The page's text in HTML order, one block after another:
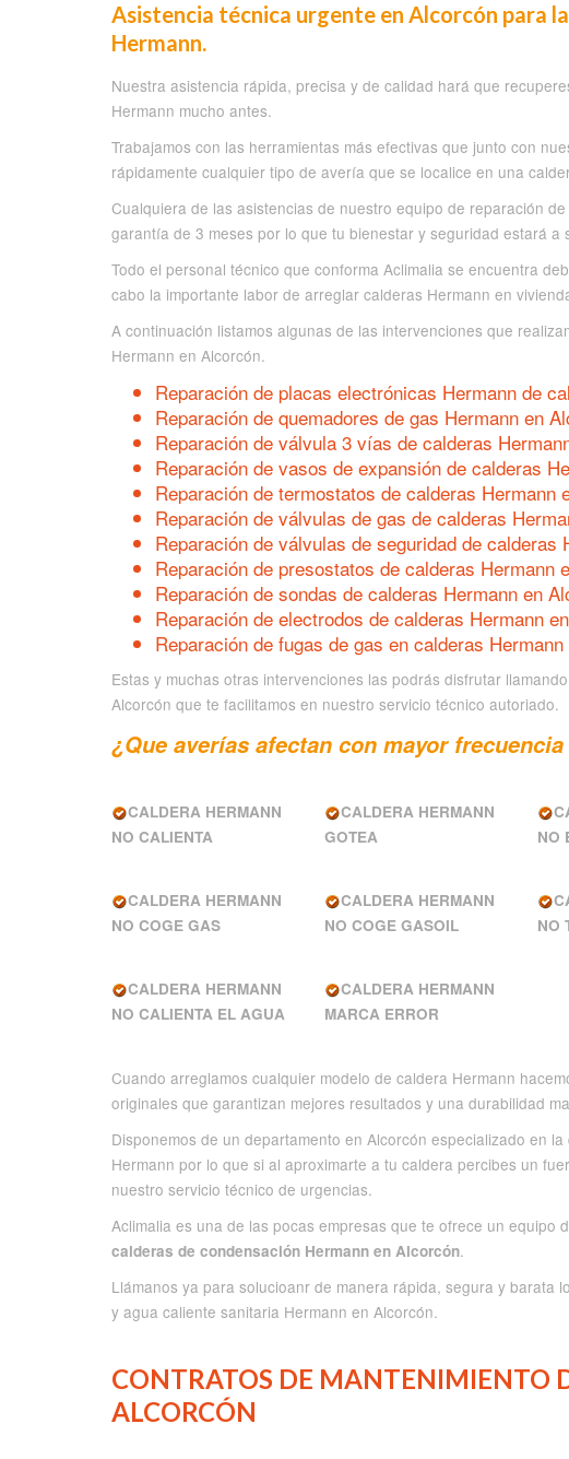
Asistencia técnica urgente en Alcorcón para
Hermann.
Nuestra asistencia rápida, precisa y de calidad hará que
Hermann mucho antes.
Trabajamos con las herramientas más efectivas que junto con
rápidamente cualquier tipo de avería que se localice en una
Cualquiera de las asistencias de nuestro equipo de reparación
garantía de 3 meses por lo que tu bienestar y seguridad estará a
Todo el personal técnico que conforma Aclimalia se encuentra
cabo la importante labor de arreglar calderas Hermann en
A continuación listamos algunas de las intervenciones que
Hermann en Alcorcón.
Reparación de placas electrónicas Hermann de
Reparación de quemadores de gas Hermann en
Reparación de válvula 3 vías de calderas
Reparación de vasos de expansión de calderas
Reparación de termostatos de calderas Hermann
Reparación de válvulas de gas de calderas
Reparación de válvulas de seguridad de calderas
Reparación de presostatos de calderas Hermann
Reparación de sondas de calderas Hermann en
Reparación de electrodos de calderas Hermann
Reparación de fugas de gas en calderas
Estas y muchas otras intervenciones las podrás disfrutar
Alcorcón que te facilitamos en nuestro servicio técnico autoriado.
¿Que averías afectan con mayor
CALDERA HERMANN
NO CALIENTA
CALDERA HERMANN
NO COGE GAS
CALDERA HERMANN
NO CALIENTA EL AGUA
CALDERA HERMANN
GOTEA
CALDERA HERMANN
NO COGE GASOIL
CALDERA HERMANN
MARCA ERROR
NO
NO
Cuando arreglamos cualquier modelo de caldera Hermann
originales que garantizan mejores resultados y una durabilidad
Disponemos de un departamento en Alcorcón especializado en
Hermann por lo que si al aproximarte a tu caldera percibes un
nuestro servicio técnico de urgencias.
Aclimalia es una de las pocas empresas que te ofrece un equipo
calderas de condensación Hermann en Alcorcón.
Llámanos ya para solucioanr de manera rápida, segura y barata
y agua caliente sanitaria Hermann en Alcorcón.
CONTRATOS DE MANTENIMIENTO
ALCORCÓN